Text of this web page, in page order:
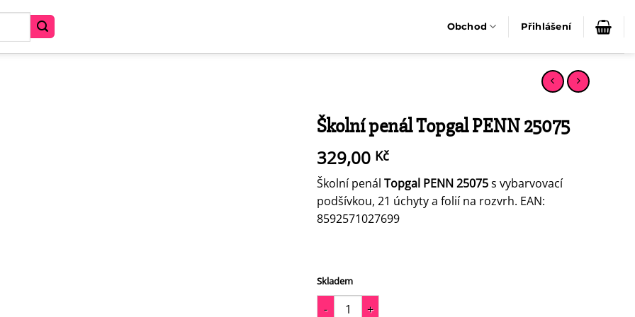
Obchod Přihlášení
Školní penál Topgal PENN 25075
329,00 Kč
Školní penálTopgal PENN 25075s vybarvovací
podšívkou, 21 úchyty a folií na rozvrh. EAN:
8592571027699
Skladem
Školní penál Topgal PENN 25075 množství